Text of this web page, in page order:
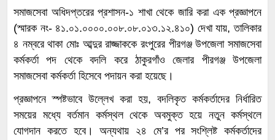
সমাজসেবা অধিদপ্তরের প্রশাসন-১ শাখা থেকে জারি করা এক প্রজ্ঞাপনে
(স্মারক নং- ৪১.০১.০০০০.০০৮.০৮.০১৩.১২.৪১০) দেখা যায়, তালিকার
৪ নম্বরে থাকা মোঃ আব্দুর রাজ্জাককে রংপুরের পীরগঞ্জ উপজেলা সমাজসেবা
কর্মকর্তা পদ থেকে বদলি করে ঠাকুরগাঁও জেলার পীরগঞ্জ উপজেলা
সমাজসেবা কর্মকর্তা হিসেবে পদায়ন করা হয়েছে।
প্রজ্ঞাপনে স্পষ্টভাবে উল্লেখ করা হয়, বদলিকৃত কর্মকর্তাদের নির্ধারিত
সময়ের মধ্যে বর্তমান কর্মস্থল থেকে অবমুক্ত হয়ে নতুন কর্মস্থলে
যোগদান করতে হবে। অন্যথায় ২৪ মে’র পর সংশ্লিষ্ট কর্মকর্তাদের